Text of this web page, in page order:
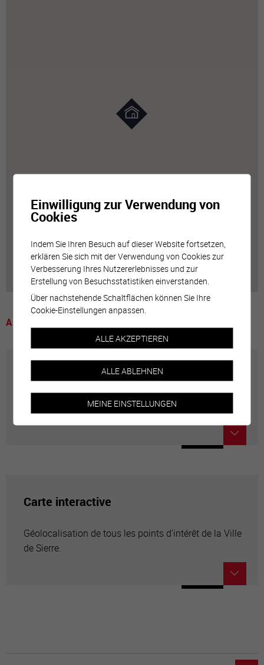
A voir
Annuaire communal
Adresses utiles en ville de Sierre
Carte interactive
Géolocalisation de tous les points d'intérêt de la Ville
de Sierre.
Einwilligung zur Verwendung von
Cookies
Indem Sie Ihren Besuch auf dieser Website fortsetzen,
erklären Sie sich mit der Verwendung von Cookies zur
Verbesserung Ihres Nutzererlebnisses und zur
Erstellung von Besuchsstatistiken einverstanden.
Über nachstehende Schaltflächen können Sie Ihre
Cookie-Einstellungen anpassen.
ALLE AKZEPTIEREN
ALLE ABLEHNEN
MEINE EINSTELLUNGEN